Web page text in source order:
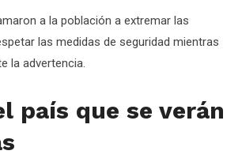
a la población a extremar las
las medidas de seguridad mientras
la advertencia.
país que se verán